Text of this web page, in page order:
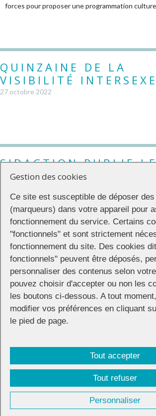
forces pour proposer une programmation
QUINZAINE DE LA
VISIBILITÉ INTERSEXE
27 octobre 2022
SIDACTION PUBLIE
PREMIER KAMASUTRA
20 octobre 2022
L'association vient de publier une superbe
célèbre ouvrage sur la sexualité. Pour le très
préfacé par Eddy de Pretto, Sidaction a fait...
Navigation
dans
articles
16 …
© 2026 | Mentions légales
Réalisation :Unscuzzy| Conception :
Gestion des cookies
Ce site est susceptible de déposer
(marqueurs) dans votre appareil pour
fonctionnement du service. Certains
"fonctionnels" et sont strictement
fonctionnement du site. Des cookies
fonctionnels" peuvent être déposés,
personnaliser des contenus selon
pouvez choisir d'accepter ou non les
les boutons ci-dessous. A tout
modifier vos préférences en cliquant
le pied de page.
Tout accepter
Tout refuser
Personnaliser